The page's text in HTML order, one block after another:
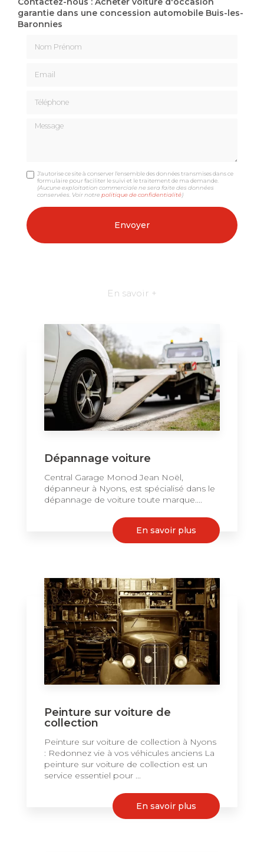
garantie dans une concession automobile Buis-les-
Baronnies
Message
J'autorise ce site à conserver l'ensemble des données transmises dans ce
formulaire pour faciliter le suivi et le traitement de ma demande.
(Aucune exploitation commerciale ne sera faite des données
conservées. Voir notrepolitique de confidentialité)
En savoir +
Dépannage voiture
Central Garage Monod Jean Noël,
dépanneur à Nyons, est spécialisé dans le
dépannage de voiture toute marque....
En savoir plus
Peinture sur voiture de
collection
Peinture sur voiture de collection à Nyons
: Redonnez vie à vos véhicules anciens La
peinture sur voiture de collection est un
service essentiel pour ...
En savoir plus